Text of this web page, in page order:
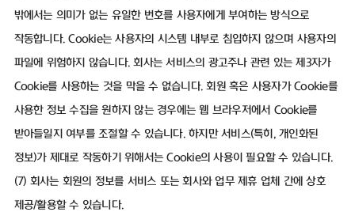
밖에서는 의미가 없는 유일한 번호를 사용자에게 부여하는 방식으로
작동합니다. Cookie는 사용자의 시스템 내부로 침입하지 않으며 사용자의
파일에 위험하지 않습니다. 회사는 서비스의 광고주나 관련 있는 제3자가
Cookie를 사용하는 것을 막을 수 없습니다. 회원 혹은 사용자가 Cookie를
사용한 정보 수집을 원하지 않는 경우에는 웹 브라우저에서 Cookie를
받아들일지 여부를 조절할 수 있습니다. 하지만 서비스(특히, 개인화된
정보)가 제대로 작동하기 위해서는 Cookie의 사용이 필요할 수 있습니다.
(7) 회사는 회원의 정보를 서비스 또는 회사와 업무 제휴 업체 간에 상호
제공/활용할 수 있습니다.